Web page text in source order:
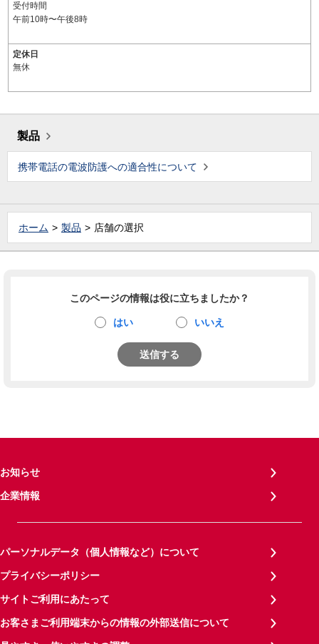
受付時間
午前10時〜午後8時
定休日
無休
製品
携帯電話の電波防護への適合性について
ホーム 製品 店舗の選択
このページの情報は役に立ちましたか？
はい いいえ
送信する
お知らせ
企業情報
パーソナルデータ（個人情報など）について
プライバシーポリシー
サイトご利用にあたって
お客さまご利用端末からの情報の外部送信について